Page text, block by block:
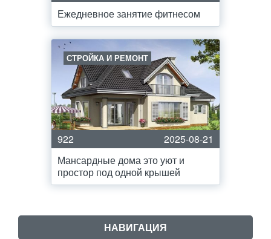
Ежедневное занятие фитнесом
СТРОЙКА И РЕМОНТ
922
2025-08-21
Мансардные дома это уют и
простор под одной крышей
НАВИГАЦИЯ